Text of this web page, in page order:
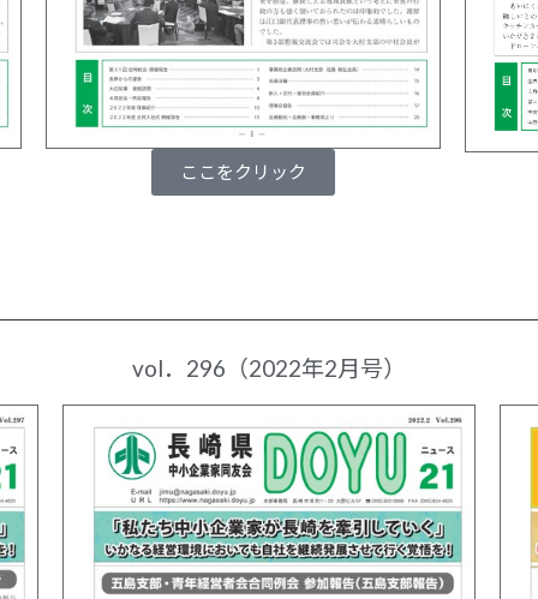
ここをクリック
vol．296（2022年2月号）